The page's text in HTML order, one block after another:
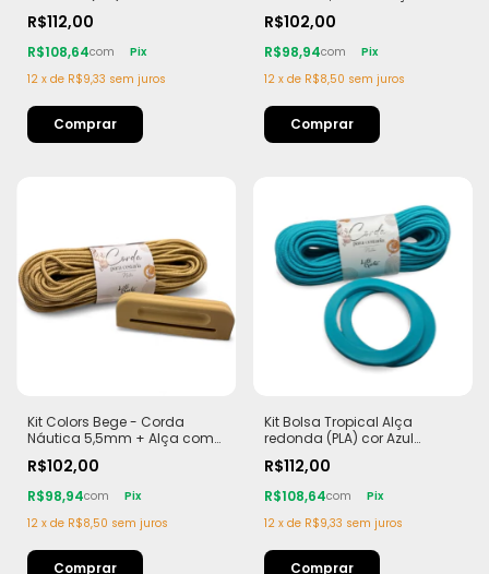
R$112,00
R$108,64com
Pix
12 x de R$9,33 sem juros
R$102,00
R$98,94com
Pix
12 x de R$8,50 sem juros
Kit Colors Bege - Corda
Náutica 5,5mm + Alça com
R$102,00
R$98,94com
Pix
12 x de R$8,50 sem juros
Kit Bolsa Tropical Alça
redonda (PLA) cor Azul
5,5mm
R$112,00
R$108,64com
Pix
12 x de R$9,33 sem juros